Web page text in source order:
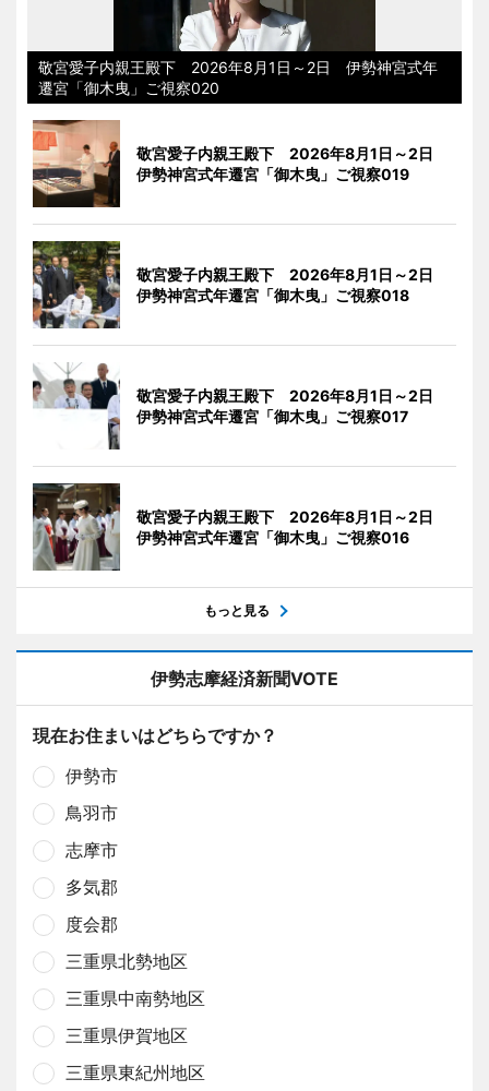
敬宮愛子内親王殿下 2026年8月1日～2日 伊勢神宮式年
遷宮「御木曳」ご視察020
敬宮愛子内親王殿下 2026年8月1日～2日
伊勢神宮式年遷宮「御木曳」ご視察019
敬宮愛子内親王殿下 2026年8月1日～2日
伊勢神宮式年遷宮「御木曳」ご視察018
敬宮愛子内親王殿下 2026年8月1日～2日
伊勢神宮式年遷宮「御木曳」ご視察017
敬宮愛子内親王殿下 2026年8月1日～2日
伊勢神宮式年遷宮「御木曳」ご視察016
もっと見る
伊勢志摩経済新聞VOTE
現在お住まいはどちらですか？
伊勢市
鳥羽市
志摩市
多気郡
度会郡
三重県北勢地区
三重県中南勢地区
三重県伊賀地区
三重県東紀州地区